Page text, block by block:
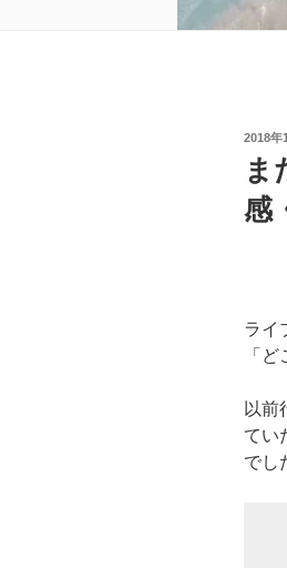
投
日:
2018年
ま
感
ライ
「
以前
てい
でし